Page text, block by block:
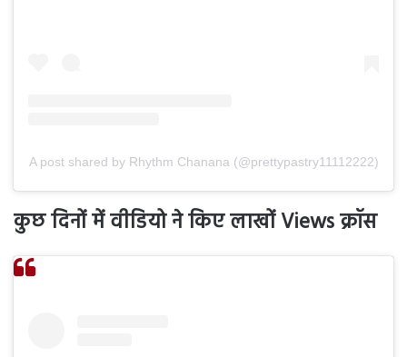
A post shared by Rhythm Chanana (@prettypastry11112222)
कुछ दिनों में वीडियो ने किए लाखों Views क्रॉस